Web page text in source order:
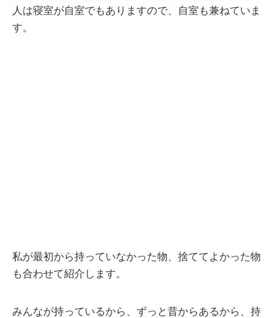
人は寝室が自室でもありますので、自室も兼ねていま
す。
私が最初から持っていなかった物、捨ててよかった物
も合わせて紹介します。
みんなが持っているから、ずっと昔からあるから、持